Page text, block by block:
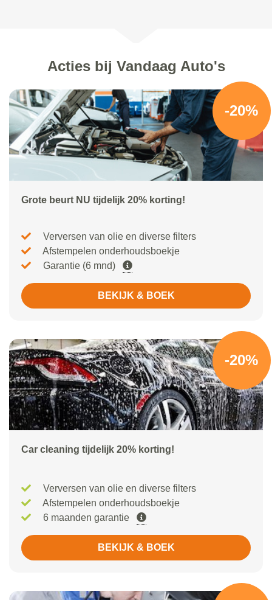
Acties bij Vandaag Auto's
-20%
Grote beurt NU tijdelijk 20% korting!
Verversen van olie en diverse filters
Afstempelen onderhoudsboekje
Garantie (6 mnd)
BEKIJK & BOEK
-20%
Car cleaning tijdelijk 20% korting!
Verversen van olie en diverse filters
Afstempelen onderhoudsboekje
6 maanden garantie
BEKIJK & BOEK